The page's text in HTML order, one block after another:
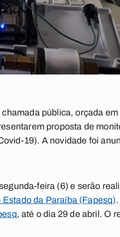
pública, orçada em
proposta de
19). A novidade foi
feira (6) e serão
da Paraíba (Fapesq)
, até o dia 29 de abril. O